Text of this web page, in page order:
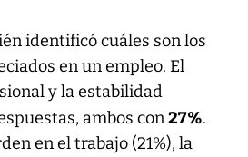
identificó cuáles son los
en un empleo. El
y la estabilidad
ambos con27%.
en el trabajo (21%), la